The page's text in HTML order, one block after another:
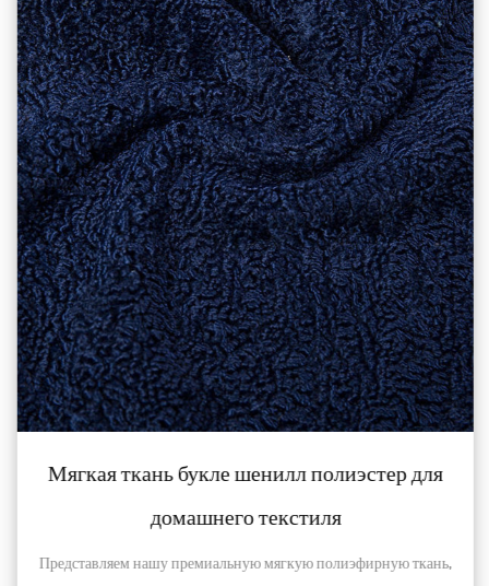
Мягкая ткань букле шенилл полиэстер для
домашнего текстиля
Представляем нашу премиальную мягкую полиэфирную ткань,